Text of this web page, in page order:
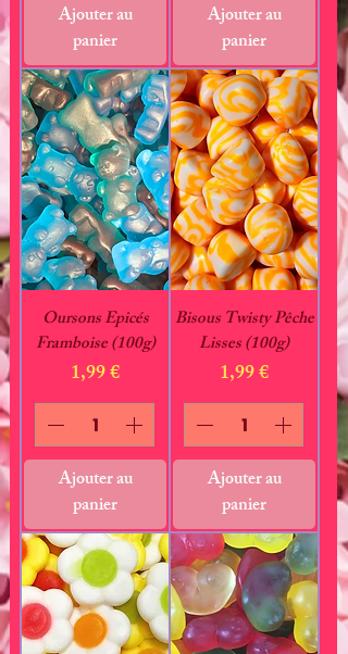
Ajouter au
panier
Ajouter au
panier
Oursons Epicés
Framboise (100g)
Prix
1,99 €
Ajouter au
panier
Bisous Twisty Pêche
Lisses (100g)
Prix
1,99 €
Ajouter au
panier